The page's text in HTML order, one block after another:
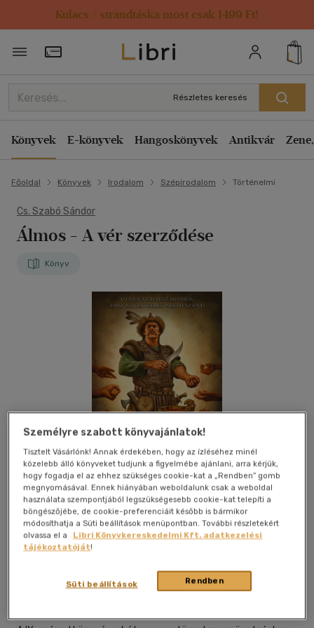
Kulacs / strandtáska most csak 1499 Ft!
Törzsvásárlói Kártya adatai
Részletes keresés
Könyvek E-könyvek Hangoskönyvek Antikvár
Főoldal Könyvek Irodalom Szépirodalom Történelmi
Cs. Szabó Sándor
Álmos - A vér szerződése
Könyv
Kívánságlistához adom Megosztom
|2021|magyar nyelvű
keménytábla, védőborító
Személyre szabott könyvajánlatok!
Tisztelt Vásárlónk! Annak érdekében, hogy az ízléséhez minél
közelebb álló könyveket tudjunk a figyelmébe ajánlani, arra kérjük,
hogy fogadja el az ehhez szükséges cookie-kat a „Rendben” gomb
megnyomásával. Ennek hiányában weboldalunk csak a weboldal
használata szempontjából legszükségesebb cookie-kat telepíti a
böngészőjébe, de cookie-preferenciáit később is bármikor
módosíthatja a Süti beállítások menüpontban. További részletekért
olvassa el a
Libri Könyvkereskedelmi Kft. adatkezelési
tájékoztatóját!
Rendben
Süti beállítások